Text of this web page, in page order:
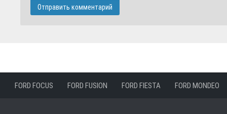
FORD FOCUS FORD FUSION FORD FIESTA FORD MONDEO